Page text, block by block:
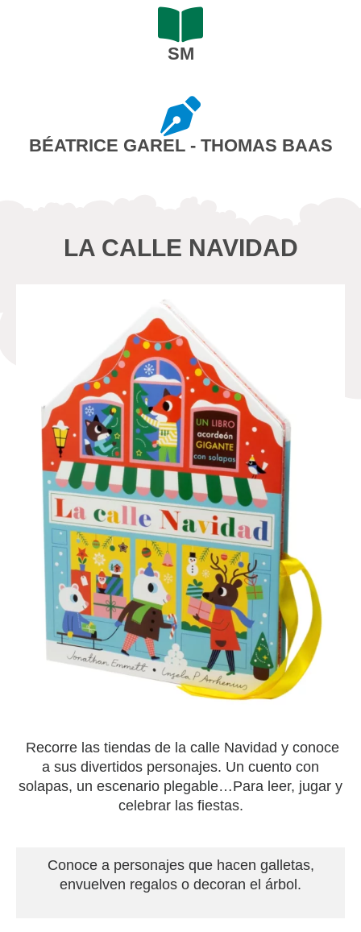
SM
BÉATRICE GAREL - THOMAS BAAS
LA CALLE NAVIDAD
Recorre las tiendas de la calle Navidad y conoce
a sus divertidos personajes. Un cuento con
solapas, un escenario plegable…Para leer, jugar y
celebrar las fiestas.
Conoce a personajes que hacen galletas,
envuelven regalos o decoran el árbol.